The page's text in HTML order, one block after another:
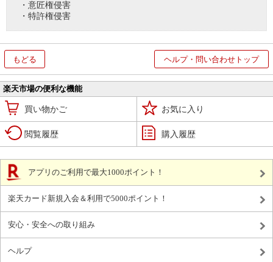
・意匠権侵害
・特許権侵害
もどる ヘルプ・問い合わせトップ
楽天市場の便利な機能
買い物かご お気に入り
閲覧履歴 購入履歴
アプリのご利用で最大1000ポイント！
楽天カード新規入会＆利用で5000ポイント！
安心・安全への取り組み
ヘルプ